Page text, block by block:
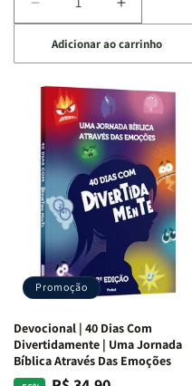
Diminuir
a
quantidade
de
Devocional
Quarto
de
Guerra
Isabelle
S.
Alves
Aumentar
a
quantidade
de
Devocional
Quarto
de
Guerra
|
Isabelle
S.
Alves
Adicionar ao carrinho
Promoção
Devocional | 40 Dias Com
Divertidamente | Uma Jornada
Bíblica Através Das Emoções